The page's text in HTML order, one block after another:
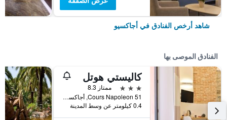
شاهد أرخص الفنادق في أجاكسيو
الفنادق الموصى بها
كاليستي هوتل
3 نجوم
ممتاز 8.3
51 Cours Napoleon, أجاكسيو, منطقة كورسيكا, فرنسا
0.4 كيلومتر عن وسط المدينة